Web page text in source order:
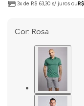
3x de R$ 63,30 s/ juros ou
Cor: Rosa